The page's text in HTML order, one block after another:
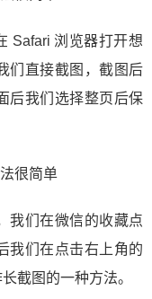
Safari 浏览器打开想
们直接截图，截图后
后我们选择整页后保
我们在微信的收藏点
我们在点击右上角的
截图的一种方法。